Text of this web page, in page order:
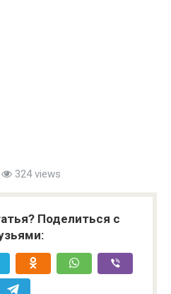
324 views
Поделиться с